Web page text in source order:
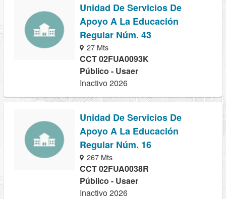
Unidad De Servicios De
Apoyo A La Educación
Regular Núm. 43
27 Mts
CCT 02FUA0093K
Público - Usaer
Inactivo 2026
Unidad De Servicios De
Apoyo A La Educación
Regular Núm. 16
267 Mts
CCT 02FUA0038R
Público - Usaer
Inactivo 2026